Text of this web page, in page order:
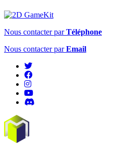
Nous contacter parTéléphone
Nous contacter parEmail